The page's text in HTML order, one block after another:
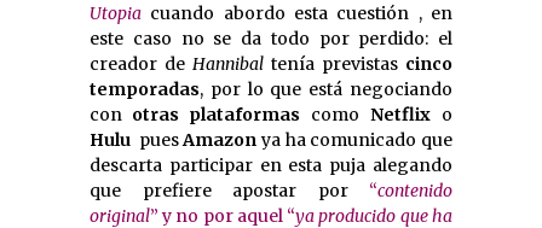
Utopia cuando abordo esta cuestión , en
este caso no se da todo por perdido: el
creador de Hannibal tenía previstas cinco
temporadas, por lo que está negociando
con otras plataformas como Netflix o
Hulu  puesAmazonya ha comunicado que
descarta participar en esta puja alegando
que prefiere apostar por “contenido
original” y no por aquel “ya producido que ha